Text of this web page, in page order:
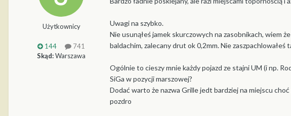
Użytkownicy
144
741
Skąd:Warszawa
Uwagi na szybko.
Nie usunąłeś jamek skurczowych na zasobnikach, wiem
baldachim, zalecany drut ok 0,2mm. Nie
Ogólnie to cieszy mnie każdy pojazd ze stajni UM (i np.
SiGa w pozycji marszowej?
Dodać warto że nazwa Grille jedt bardziej na miejscu
pozdro